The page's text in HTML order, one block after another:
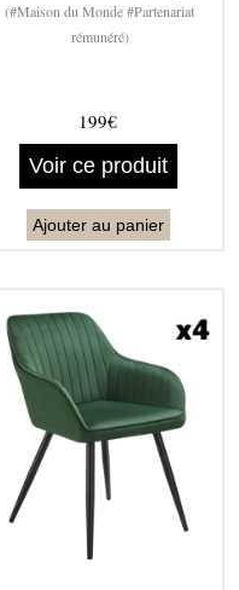
(#Maison du Monde #Partenariat
rémunéré)
199€
Voir ce produit
Ajouter au panier